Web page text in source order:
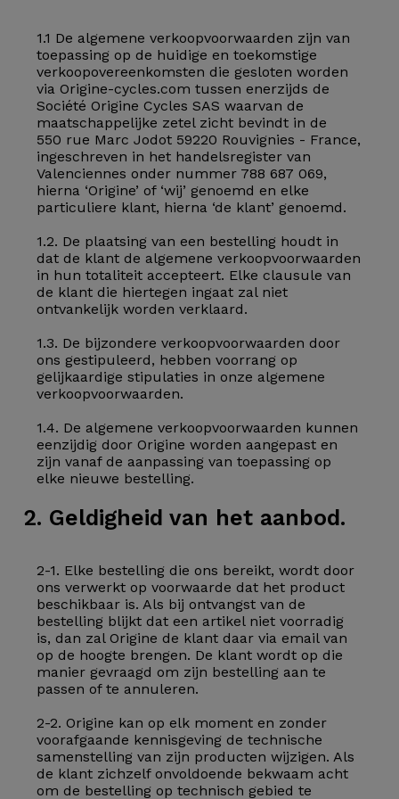
1.1 De algemene verkoopvoorwaarden zijn van
toepassing op de huidige en toekomstige
verkoopovereenkomsten die gesloten worden
via Origine-cycles.com tussen enerzijds de
Société Origine Cycles SAS waarvan de
maatschappelijke zetel zicht bevindt in de
550 rue Marc Jodot 59220 Rouvignies - France,
ingeschreven in het handelsregister van
Valenciennes onder nummer 788 687 069,
hierna ‘Origine’ of ‘wij’ genoemd en elke
particuliere klant, hierna ‘de klant’ genoemd.
1.2. De plaatsing van een bestelling houdt in
dat de klant de algemene verkoopvoorwaarden
in hun totaliteit accepteert. Elke clausule van
de klant die hiertegen ingaat zal niet
ontvankelijk worden verklaard.
1.3. De bijzondere verkoopvoorwaarden door
ons gestipuleerd, hebben voorrang op
gelijkaardige stipulaties in onze algemene
verkoopvoorwaarden.
1.4. De algemene verkoopvoorwaarden kunnen
eenzijdig door Origine worden aangepast en
zijn vanaf de aanpassing van toepassing op
elke nieuwe bestelling.
2. Geldigheid van het aanbod.
2-1. Elke bestelling die ons bereikt, wordt door
ons verwerkt op voorwaarde dat het product
beschikbaar is. Als bij ontvangst van de
bestelling blijkt dat een artikel niet voorradig
is, dan zal Origine de klant daar via email van
op de hoogte brengen. De klant wordt op die
manier gevraagd om zijn bestelling aan te
passen of te annuleren.
2-2. Origine kan op elk moment en zonder
voorafgaande kennisgeving de technische
samenstelling van zijn producten wijzigen. Als
de klant zichzelf onvoldoende bekwaam acht
om de bestelling op technisch gebied te